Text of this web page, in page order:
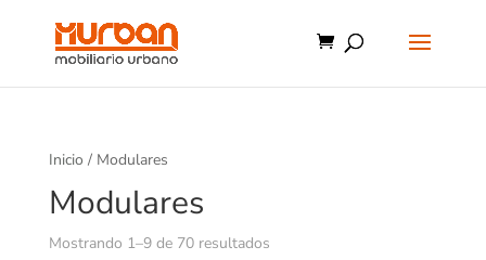
Inicio / Modulares
Modulares
Mostrando 1–9 de 70 resultados